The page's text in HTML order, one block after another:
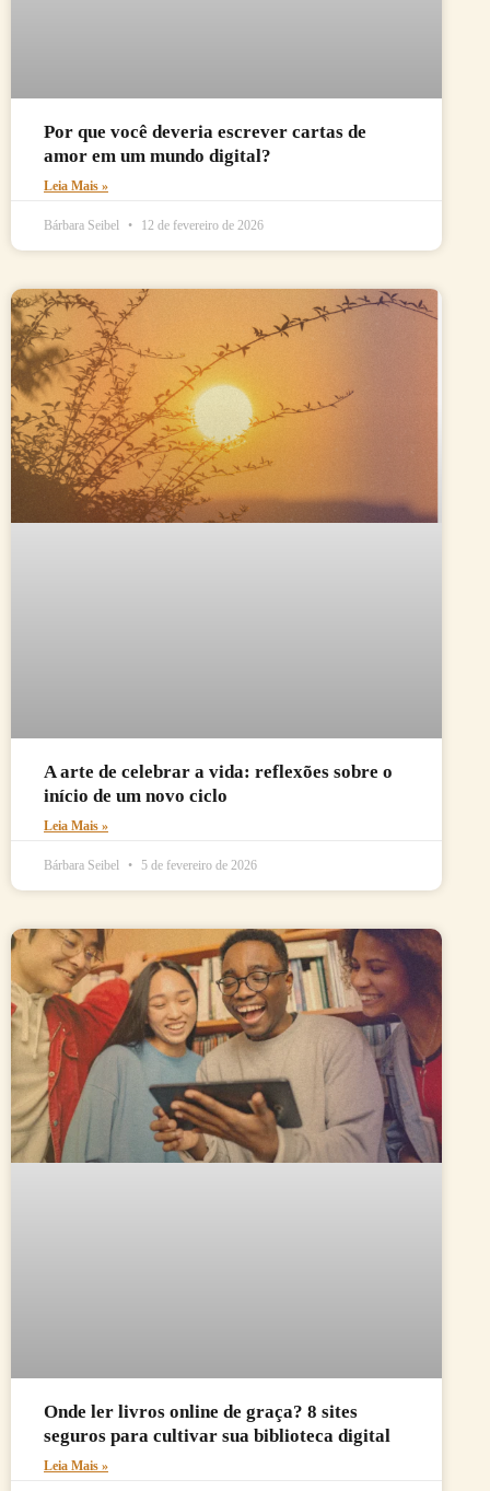
Por que você deveria escrever cartas de
amor em um mundo digital?
Leia Mais »
Bárbara Seibel 12 de fevereiro de 2026
A arte de celebrar a vida: reflexões sobre o
início de um novo ciclo
Leia Mais »
Bárbara Seibel 5 de fevereiro de 2026
Onde ler livros online de graça? 8 sites
seguros para cultivar sua biblioteca digital
Leia Mais »